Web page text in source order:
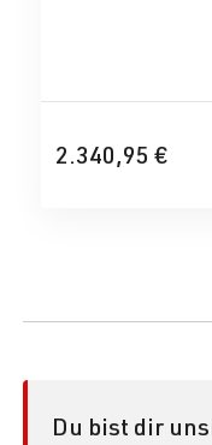
2.340,95 €
Du bist dir